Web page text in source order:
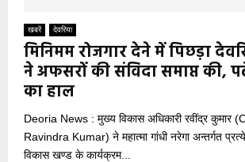
खबरें देवरिया
मिनिमम रोजगार देने में पिछड़ा
ने अफसरों की संविदा समाप्त की,
का हाल
Deoria News : मुख्य विकास अधिकारी रवींद्र कुमार
Ravindra Kumar) ने महात्मा गांधी नरेगा अन्तर्गत
विकास खण्ड के कार्यक्रम...